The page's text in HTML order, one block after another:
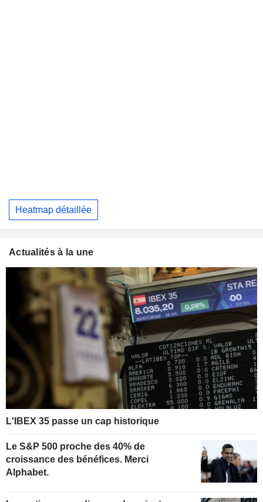
Heatmap détaillée
Actualités à la une
L'IBEX 35 passe un cap historique
Le S&P 500 proche des 40% de
croissance des bénéfices. Merci
Alphabet.